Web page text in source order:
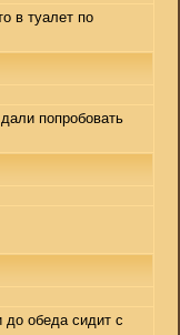
в туалет по
попробовать
до обеда сидит с